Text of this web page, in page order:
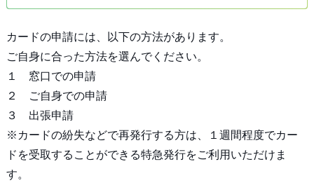
カードの申請には、以下の方法があります。
ご自身に合った方法を選んでください。
１ 窓口での申請
２ ご自身での申請
３ 出張申請
※カードの紛失などで再発行する方は、１週間程度でカー
ドを受取することができる特急発行をご利用いただけま
す。